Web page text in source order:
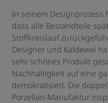
In seinem Designprozess
dass alle Bestandteile
Stoffkreislauf
Designer und Kaldewei
sehr schönes Produkt
Nachhaltigkeit auf eine
demokratisiert. Die
Porzellan-Manufaktur